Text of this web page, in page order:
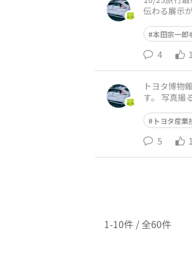
伝わる展示
本田宗一郎
4
トヨタ博物
す。 写真撮
トヨタ産業
5
1-10件 / 全60件